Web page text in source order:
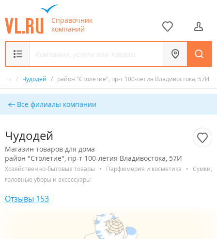
Справочник
компаний
/ Чудодей / район "Столетие", пр-т 100-летия Владивостока, 57И
Все филиалы компании
Чудодей
Магазин товаров для дома
район "Столетие", пр-т 100-летия Владивостока, 57И
Хозяйственно-бытовые товары • Парфюмерия и косметика •
Сумки,
головные уборы и аксессуары
Отзывы 153